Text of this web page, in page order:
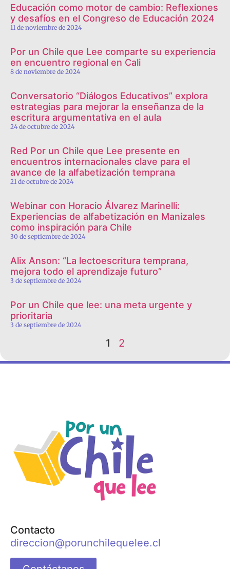
Educación como motor de cambio: Reflexiones
y desafíos en el Congreso de Educación 2024
11 de noviembre de 2024
Por un Chile que Lee comparte su experiencia
en encuentro regional en Cali
8 de noviembre de 2024
Conversatorio “Diálogos Educativos” explora
estrategias para mejorar la enseñanza de la
escritura argumentativa en el aula
24 de octubre de 2024
Red Por un Chile que Lee presente en
encuentros internacionales clave para el
avance de la alfabetización temprana
21 de octubre de 2024
Webinar con Horacio Álvarez Marinelli:
Experiencias de alfabetización en Manizales
como inspiración para Chile
30 de septiembre de 2024
Alix Anson: “La lectoescritura temprana,
mejora todo el aprendizaje futuro”
3 de septiembre de 2024
Por un Chile que lee: una meta urgente y
prioritaria
3 de septiembre de 2024
1 2
Contacto
direccion@porunchilequelee.cl